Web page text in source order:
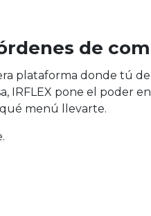
de
plataforma donde tú
IRFLEX pone el poder
menú llevarte.